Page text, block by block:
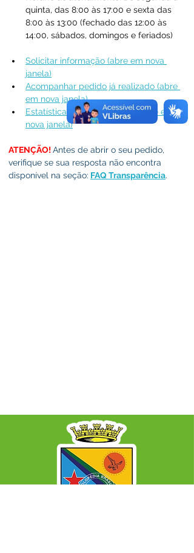
quinta, das 8:00 às 17:00 e sexta das
8:00 às 13:00 (fechado das 12:00 às
14:00, sábados, domingos e feriados)
Solicitar informação (abre em nova
janela)
Acompanhar pedido já realizado (abre
em nova janela)
Estatística do Fale Conosco (abre em
nova janela)
ATENÇÃO! Antes de abrir o seu pedido,
verifique se sua resposta não encontra
disponível na seção: FAQ Transparência.